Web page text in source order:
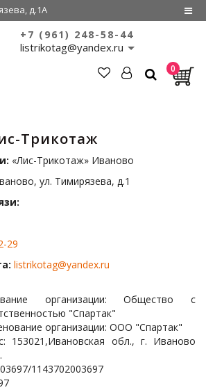
д.1А
Регистрация
Войти
покупки
+7 (961) 248-58-44
listrikotag@yandex.ru
0
Трикотаж
«Лис-Трикотаж» Иваново
ул. Тимирязева, д.1
29
listrikotag@yandex.ru
организации: Общество с
"Спартак"
организации: ООО "Спартак"
153021,Ивановская обл., г. Иваново
1143702003697